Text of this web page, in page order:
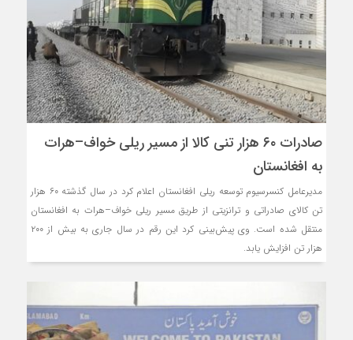
صادرات ۶۰ هزار تنی کالا از مسیر ریلی خواف–هرات
به افغانستان
مدیرعامل کنسرسیوم توسعه ریلی افغانستان اعلام کرد در سال گذشته ۶۰ هزار
تن کالای صادراتی و ترانزیتی از طریق مسیر ریلی خواف–هرات به افغانستان
منتقل شده است. وی پیش‌بینی کرد این رقم در سال جاری به بیش از ۲۰۰
هزار تن افزایش یابد.